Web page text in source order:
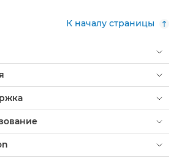
К началу страницы